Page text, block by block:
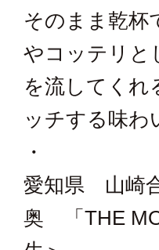
そのまま乾杯
やコッテリと
を流してくれ
ッチする味わ
・
愛知県 山崎
奥 「THE